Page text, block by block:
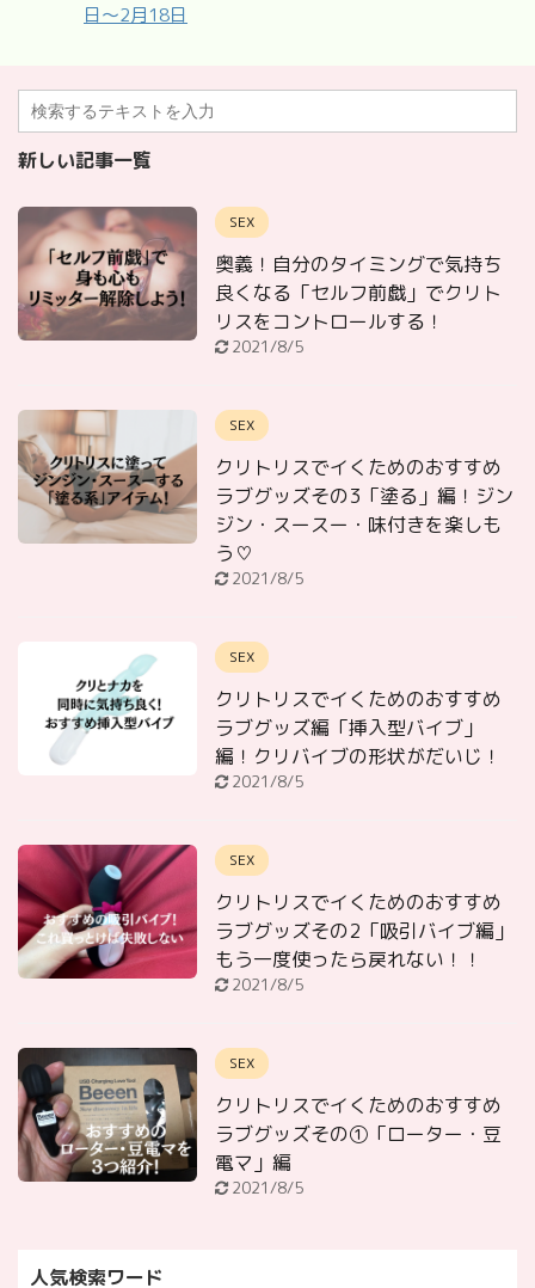
日〜2月18日
新しい記事一覧
SEX
奥義！自分のタイミングで気持ち
良くなる「セルフ前戯」でクリト
リスをコントロールする！
2021/8/5
SEX
クリトリスでイくためのおすすめ
ラブグッズその3「塗る」編！ジン
ジン・スースー・味付きを楽しも
う♡
2021/8/5
SEX
クリトリスでイくためのおすすめ
ラブグッズ編「挿入型バイブ」
編！クリバイブの形状がだいじ！
2021/8/5
SEX
クリトリスでイくためのおすすめ
ラブグッズその2「吸引バイブ編」
もう一度使ったら戻れない！！
2021/8/5
SEX
クリトリスでイくためのおすすめ
ラブグッズその①「ローター・豆
電マ」編
2021/8/5
人気検索ワード